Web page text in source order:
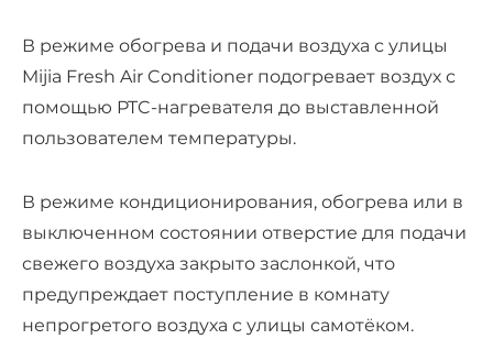
В режиме обогрева и подачи воздуха с улицы
Mijia Fresh Air Conditioner подогревает воздух с
помощью PTC-нагревателя до выставленной
пользователем температуры.
В режиме кондиционирования, обогрева или в
выключенном состоянии отверстие для подачи
свежего воздуха закрыто заслонкой, что
предупреждает поступление в комнату
непрогретого воздуха с улицы самотёком.